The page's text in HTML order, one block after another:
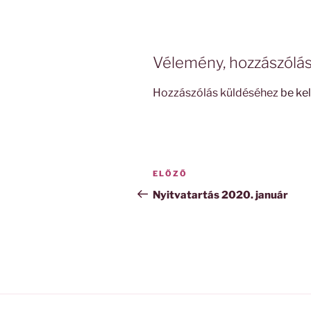
Vélemény,
Hozzászólás küldéséhez be
Bejegyzés
navigáció
Korábbi
bejegyzés
ELŐZŐ
Nyitvatartás 2020. január